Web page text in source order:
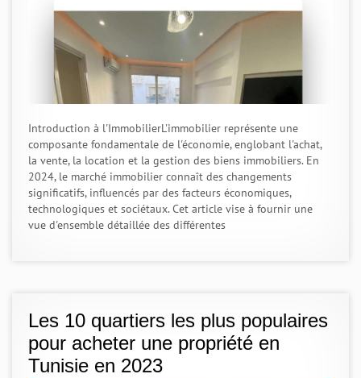
Introduction à l'ImmobilierL'immobilier représente une
composante fondamentale de l'économie, englobant l'achat,
la vente, la location et la gestion des biens immobiliers. En
2024, le marché immobilier connaît des changements
significatifs, influencés par des facteurs économiques,
technologiques et sociétaux. Cet article vise à fournir une
vue d'ensemble détaillée des différentes
Les 10 quartiers les plus populaires
pour acheter une propriété en
Tunisie en 2023